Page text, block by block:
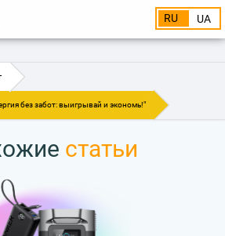
RU UA
без забот: выигрывай и экономь!"
статьи